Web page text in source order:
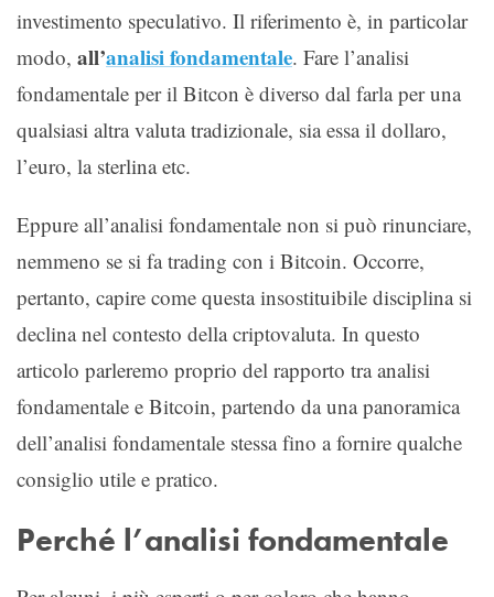
investimento speculativo. Il riferimento è, in particolar
modo, all’analisi fondamentale. Fare l’analisi
fondamentale per il Bitcon è diverso dal farla per una
qualsiasi altra valuta tradizionale, sia essa il dollaro,
l’euro, la sterlina etc.
Eppure all’analisi fondamentale non si può rinunciare,
nemmeno se si fa trading con i Bitcoin. Occorre,
pertanto, capire come questa insostituibile disciplina si
declina nel contesto della criptovaluta. In questo
articolo parleremo proprio del rapporto tra analisi
fondamentale e Bitcoin, partendo da una panoramica
dell’analisi fondamentale stessa fino a fornire qualche
consiglio utile e pratico.
Perché l’analisi fondamentale